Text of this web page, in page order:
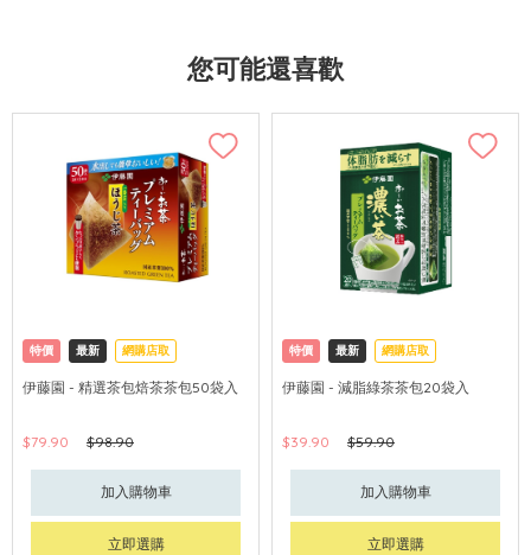
您可能還喜歡
特價 最新 網購店取
伊藤園 - 精選茶包焙茶茶包50袋入
$79.90 $98.90
加入購物車
立即選購
特價 最新 網購店取
伊藤園 - 減脂綠茶茶包20袋入
$39.90 $59.90
加入購物車
立即選購